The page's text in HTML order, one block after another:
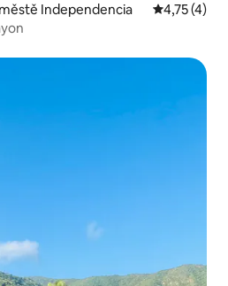
Independencia Průměrné
4,75 (4)